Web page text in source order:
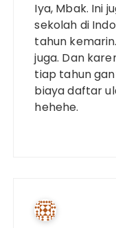
Iya, Mbak. Ini
sekolah di
tahun
juga. Dan
tiap tahun
biaya daftar
hehehe.